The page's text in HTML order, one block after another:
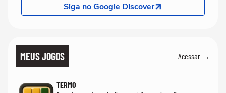
Siga no Google Discover
MEUS JOGOS Acessar →
TERMO